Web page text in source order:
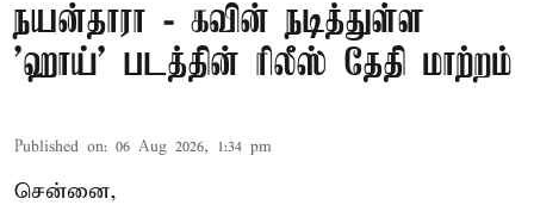
நயன்தாரா - கவின் நடித்துள்ள
'ஹாய்' படத்தின் ரிலீஸ் தேதி மாற்றம்
Published on: 06 Aug 2026, 1:34 pm
சென்னை,